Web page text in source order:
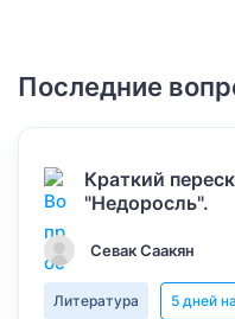
Последние
Краткий
"Недоросль".
Севак Саакян
Литература 5 дней